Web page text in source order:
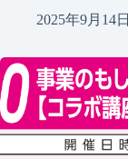
2025年9月14日